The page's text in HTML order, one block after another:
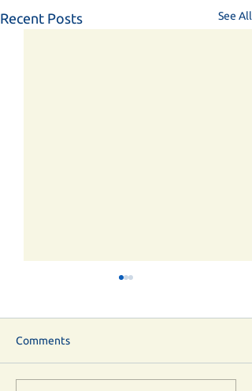
Recent Posts See All
ΠΕΡΔΙΚΑ 2025
Comments